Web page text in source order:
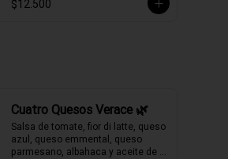
$12.500
Cuatro Quesos Verace 🌿
Salsa de tomate, fior di latte, queso
azul, queso emmental, queso
parmesano, albahaca y aceite de